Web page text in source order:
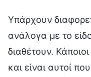
Υπάρχουν
ανάλογα με το
διαθέτουν.
και είναι αυτοί